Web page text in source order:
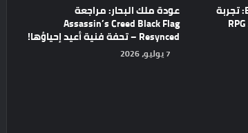
مراجعة Echoes of Aincrad: تجربة
واعدة تجمع بين تحدي الـ RPG
عودة ملك البحار: مراجعة
Assassin’s Creed Black Flag
Resynced – تحفة فنية أعيد إحياؤها!
7 يوليو، 2026